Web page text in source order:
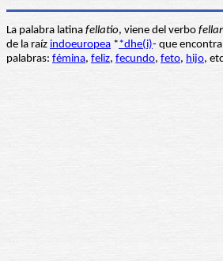
La palabra latina fellatio, viene del verbo
de la raíz indoeuropea **dhe(i)- que
palabras: fémina, feliz, fecundo, feto, hijo,